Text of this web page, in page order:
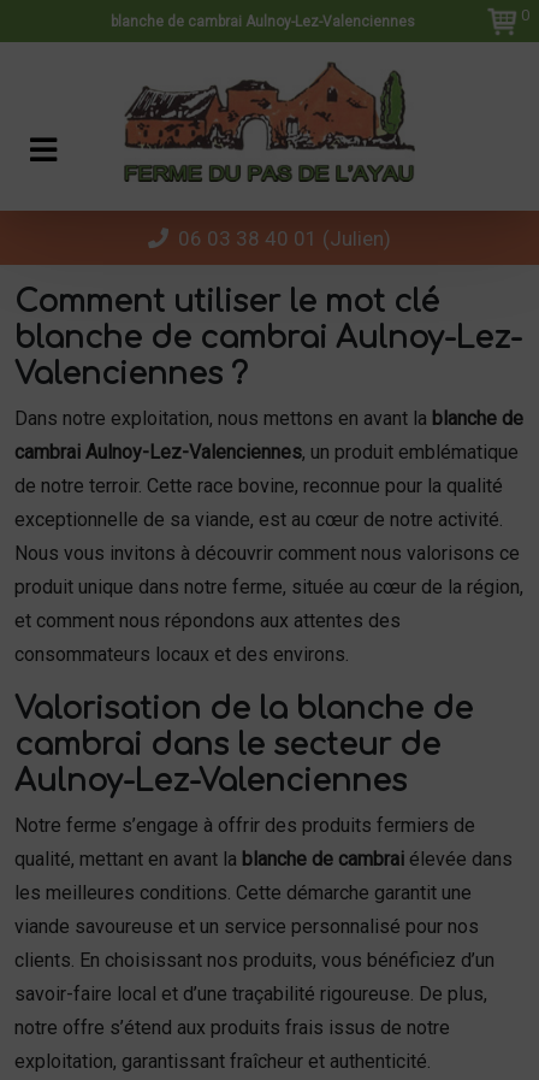
blanche de cambrai Aulnoy-Lez-Valenciennes 0
06 03 38 40 01 (Julien)
Comment utiliser le mot clé
blanche de cambrai Aulnoy-Lez-
Valenciennes ?
Dans notre exploitation, nous mettons en avant la blanche de
cambrai Aulnoy-Lez-Valenciennes, un produit emblématique
de notre terroir. Cette race bovine, reconnue pour la qualité
exceptionnelle de sa viande, est au cœur de notre activité.
Nous vous invitons à découvrir comment nous valorisons ce
produit unique dans notre ferme, située au cœur de la région,
et comment nous répondons aux attentes des
consommateurs locaux et des environs.
Valorisation de la blanche de
cambrai dans le secteur de
Aulnoy-Lez-Valenciennes
Notre ferme s’engage à offrir des produits fermiers de
qualité, mettant en avant la blanche de cambrai élevée dans
les meilleures conditions. Cette démarche garantit une
viande savoureuse et un service personnalisé pour nos
clients. En choisissant nos produits, vous bénéficiez d’un
savoir-faire local et d’une traçabilité rigoureuse. De plus,
notre offre s’étend aux produits frais issus de notre
exploitation, garantissant fraîcheur et authenticité.
Panneau de gestion des cookies